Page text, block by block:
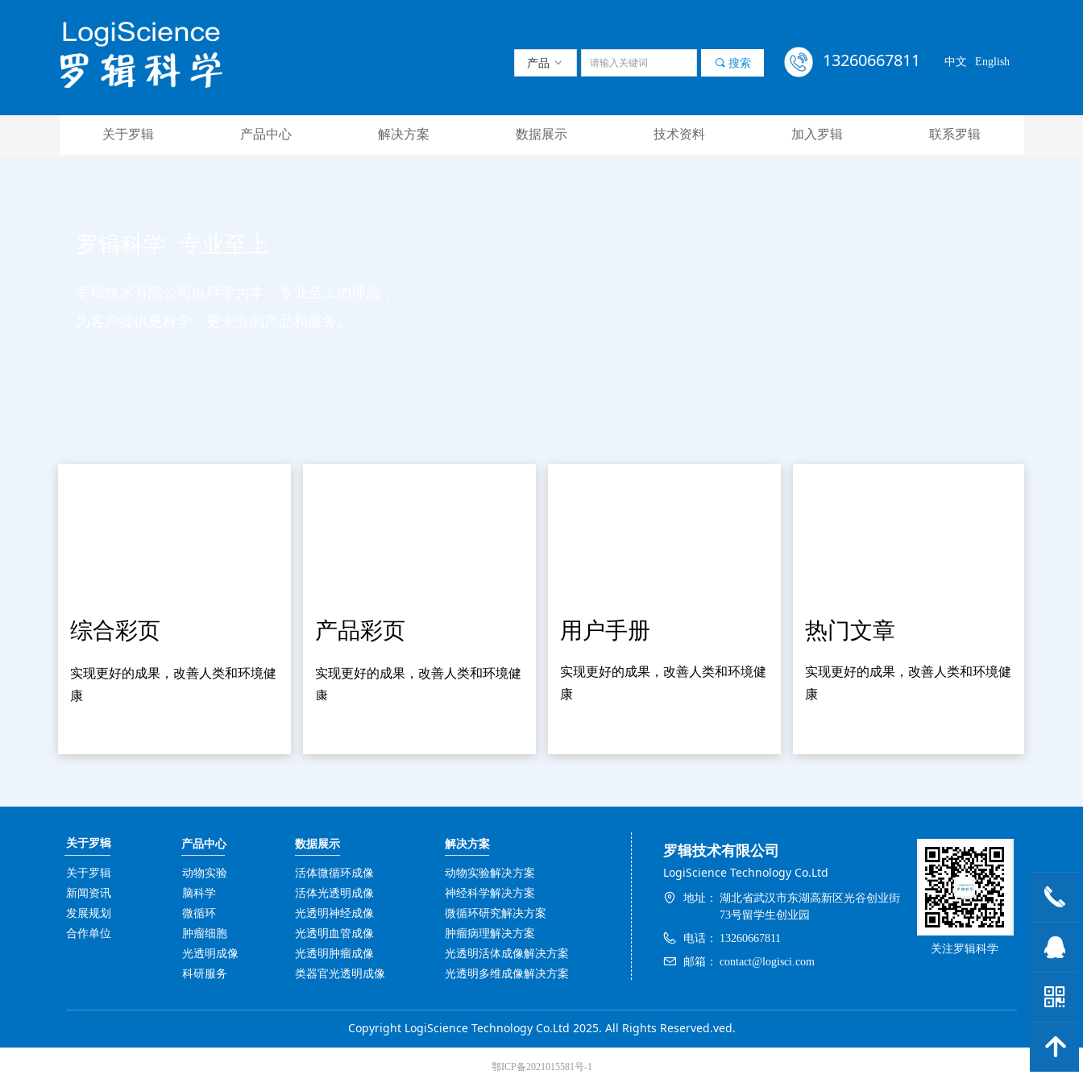
끠 搜索
产品 ꀁ 13260667811 中文 English
关于罗辑 产品中心 解决方案 数据展示 技术资料 加入罗辑 联系罗辑
综合彩页
实现更好的成果，改善人类和环境健
康
产品彩页
实现更好的成果，改善人类和环境健
康
用户手册
实现更好的成果，改善人类和环境健
康
热门文章
实现更好的成果，改善人类和环境健
康
关于罗辑
关于罗辑
新闻资讯
发展规划
合作单位
产品中心 数据展示
活体微循环成像
活体光透明成像
光透明神经成像
光透明血管成像
光透明肿瘤成像
类器官光透明成像
解决方案
动物实验解决方案
神经科学解决方案
微循环研究解决方案
肿瘤病理解决方案
光透明活体成像解决方案
光透明多维成像解决方案
地址： 湖北省武汉市东湖高新区光谷创业街
73号留学生创业园
电话：
13260667811
邮箱： contact@logisci.com
关注罗辑科学
动物实验
脑科学
微循环
肿瘤细胞
光透明成像
科研服务
Copyright LogiScience Technology Co.Ltd 2025. All Rights Reserved.ved.
罗辑技术有限公司
LogiScience Technology Co.Ltd
鄂ICP备2021015581号-1
끅
뀩
낃
녕